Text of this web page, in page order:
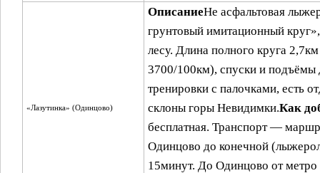
«Лазутинка» (Одинцово)
ОписаниеНе асфальтовая
грунтовый имитационный
лесу. Длина полного круга
3700/100км), спуски и подъёмы
тренировки с палочками, есть
склоны горы Невидимки.Как
бесплатная. Транспорт —
Одинцово до конечной
15минут. До Одинцово от метро